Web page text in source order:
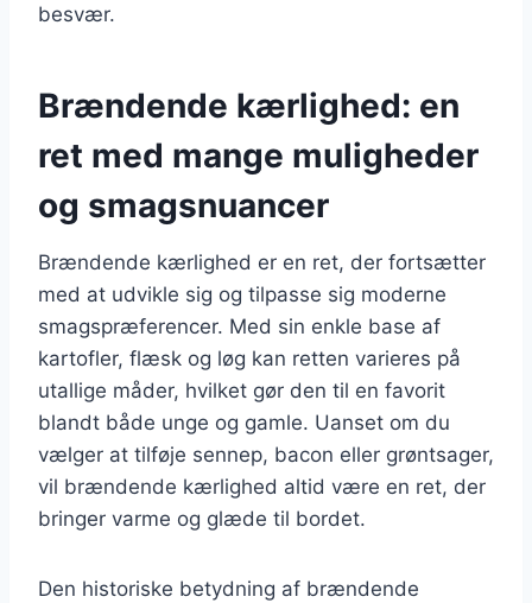
besvær.
Brændende kærlighed: en
ret med mange muligheder
og smagsnuancer
Brændende kærlighed er en ret, der fortsætter
med at udvikle sig og tilpasse sig moderne
smagspræferencer. Med sin enkle base af
kartofler, flæsk og løg kan retten varieres på
utallige måder, hvilket gør den til en favorit
blandt både unge og gamle. Uanset om du
vælger at tilføje sennep, bacon eller grøntsager,
vil brændende kærlighed altid være en ret, der
bringer varme og glæde til bordet.
Den historiske betydning af brændende